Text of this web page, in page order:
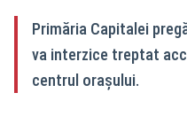
Primăria Capitalei
va interzice treptat
centrul orașului.